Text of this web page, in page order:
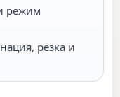
режим
резка и